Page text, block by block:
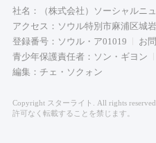
社名：（株式会社）ソーシャルニ
アクセス：ソウル特別市麻浦区城
登録番号：ソウル・ア01019
お
青少年保護責任者：ソン・ギヨン
編集：チェ・ソクォン
Copyright スターライト. All rights reserved.
許可なく転載することを禁じます。